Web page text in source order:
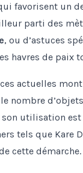
favorisent un
parti des
, ou d’astuces
havres de paix
actuelles
nombre
son utilisation
tels que Kare
cette démarche.